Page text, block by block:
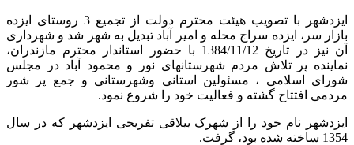
ایزدشهر با تصویب هیئت محترم دولت از تجمیع 3 روستای ایزده
بازار سر، ایزده سراج محله و امیر آباد تبدیل به شهر شد و شهرداری
آن نیز در تاریخ 1384/11/12 با حضور استاندار محترم مازندران،
نماینده پر تلاش مردم شهرستانهای نور و محمود آباد در مجلس
شورای اسلامی ، مسئولین استانی وشهرستانی و جمع پر شور
مردمی افتتاح گشته و فعالیت خود را شروع نمود.
ایزدشهر نام خود را از شهرک ییلاقی تفریحی ایزدشهر که در سال
1354 ساخته شده بود، گرفت.